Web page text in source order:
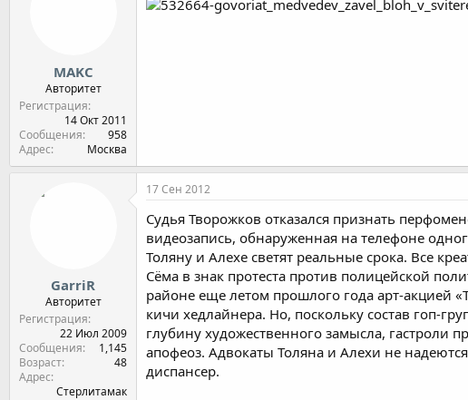
MAKC
Авторитет
Регистрация
14 Окт 2011
Сообщения
958
Адрес
Москва
GarriR
Авторитет
Регистрация
22 Июл 2009
Сообщения
1,145
Возраст
48
Адрес
Стерлитамак
17 Сен 2012
Судья Творожков отказался признать
видеозапись, обнаруженная на телефоне
Толяну и Алехе светят реальные срока. Все
Сёма в знак протеста против полицейской
районе еще летом прошлого года арт-акцией
кичи хедлайнера. Но, поскольку состав гоп-
глубину художественного замысла, гастроли
апофеоз. Адвокаты Толяна и Алехи не
диспансер.